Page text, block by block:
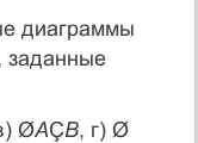
диаграммы
заданные
ØАÇВ, г) Ø